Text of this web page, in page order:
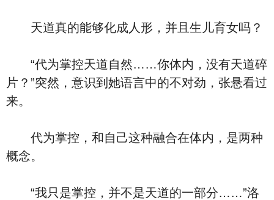
天道真的能够化成人形，并且生儿育女吗？
“代为掌控天道自然……你体内，没有天道碎
片？”突然，意识到她语言中的不对劲，张悬看过
来。
代为掌控，和自己这种融合在体内，是两种
概念。
“我只是掌控，并不是天道的一部分……”洛